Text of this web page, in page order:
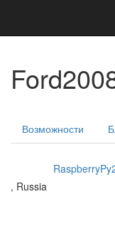
Возможности
, Russia